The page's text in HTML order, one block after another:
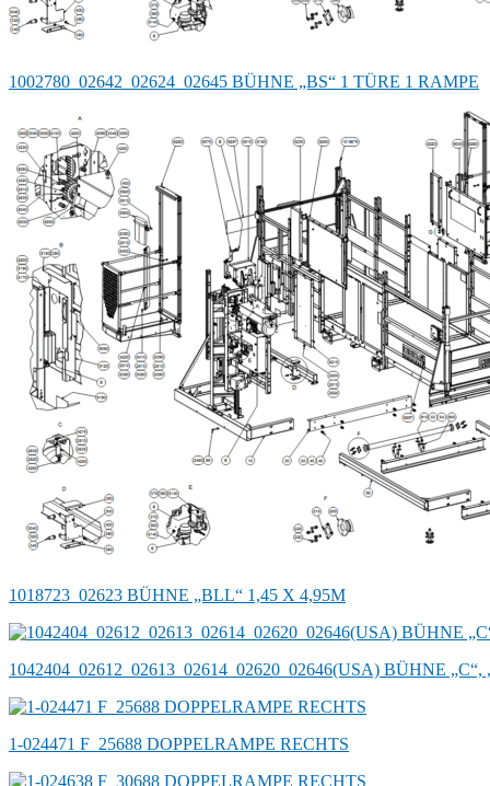
1002780_02642_02624_02645 BÜHNE „BS“ 1 TÜRE 1 RAMPE
1018723_02623 BÜHNE „BLL“ 1,45 X 4,95M
1042404_02612_02613_02614_02620_02646(USA) BÜHNE „C“,
1-024471 F_25688 DOPPELRAMPE RECHTS